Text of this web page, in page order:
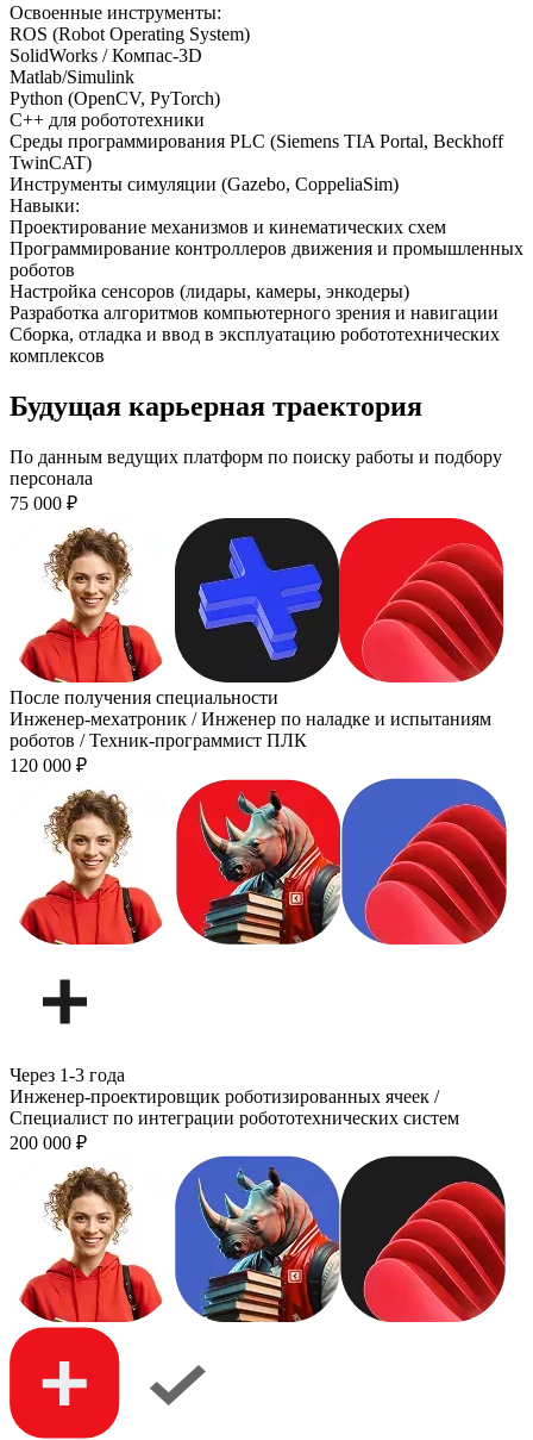
Освоенные инструменты:
ROS (Robot Operating System)
SolidWorks / Компас-3D
Matlab/Simulink
Python (OpenCV, PyTorch)
C++ для робототехники
Среды программирования PLC (Siemens TIA Portal, Beckhoff
TwinCAT)
Инструменты симуляции (Gazebo, CoppeliaSim)
Навыки:
Проектирование механизмов и кинематических схем
Программирование контроллеров движения и промышленных
роботов
Настройка сенсоров (лидары, камеры, энкодеры)
Разработка алгоритмов компьютерного зрения и навигации
Сборка, отладка и ввод в эксплуатацию робототехнических
комплексов
Будущая карьерная траектория
По данным ведущих платформ по поиску работы и подбору
персонала
75 000 ₽
После получения специальности
Инженер-мехатроник / Инженер по наладке и испытаниям
роботов / Техник-программист ПЛК
120 000 ₽
Через 1-3 года
Инженер-проектировщик роботизированных ячеек /
Специалист по интеграции робототехнических систем
200 000 ₽